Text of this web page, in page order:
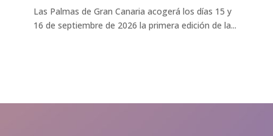
Las Palmas de Gran Canaria acogerá los días 15 y
16 de septiembre de 2026 la primera edición de la...